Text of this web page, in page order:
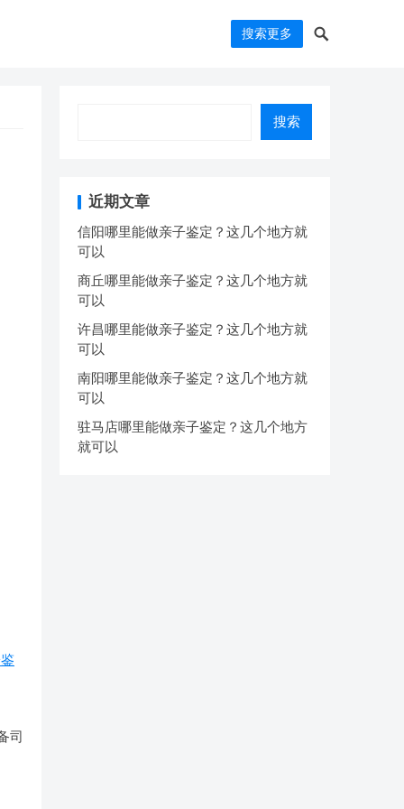
搜索更多
司
搜索
近期文章
信阳哪里能做亲子鉴定？这几个地方就
可以
商丘哪里能做亲子鉴定？这几个地方就
可以
许昌哪里能做亲子鉴定？这几个地方就
可以
南阳哪里能做亲子鉴定？这几个地方就
可以
驻马店哪里能做亲子鉴定？这几个地方
就可以